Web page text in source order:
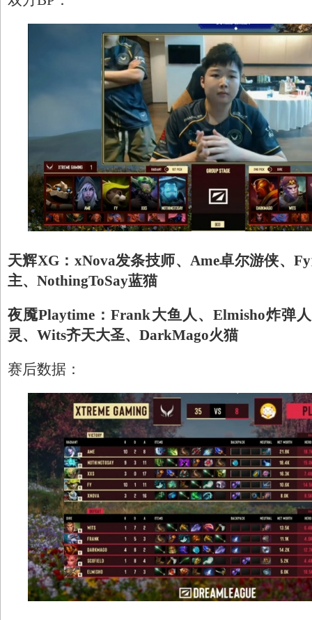
天辉XG：xNova发条技师、Ame卓尔游侠、
主、NothingToSay蓝猫
夜魇Playtime：Frank大鱼人、Elmisho炸弹
灵、Wits齐天大圣、DarkMago火猫
赛后数据：